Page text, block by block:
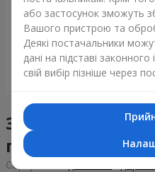
Букет "Tarnis"
5 691 грн
Замовити
Збірні букети у
потоки
Сортування:
або застосунок зможуть
Вашого пристрою та
Деякі постачальники
дані на підставі
свій вибір пізніше через